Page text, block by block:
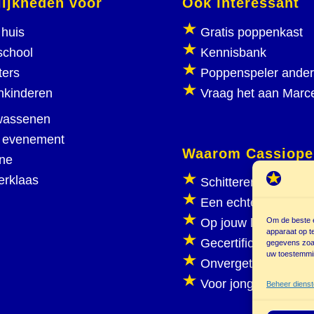
Om de beste
apparaat op
gegevens
uw
Beheer
voor Ook interessant
Gratis poppenkast
Kennisbank
Poppenspeler
Vraag het aan
Waarom
Schitterend
Een echte
Op jouw locatie
Gecertificeerd
Onvergetelijk
Voor jong en oud